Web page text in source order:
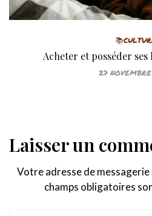
Acheter et posséder
27
Laisser un
Votre adresse de messagerie
champs obligatoires